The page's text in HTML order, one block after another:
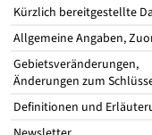
Kürzlich bereitgestellte
Allgemeine Angaben,
Gebietsveränderungen,
Änderungen zum
Definitionen und